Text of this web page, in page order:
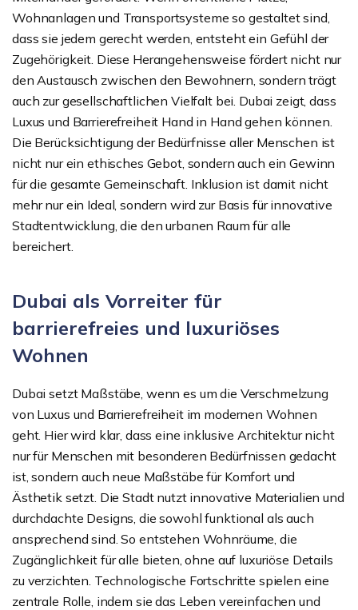
Wohnanlagen und Transportsysteme so gestaltet sind,
dass sie jedem gerecht werden, entsteht ein Gefühl der
Zugehörigkeit. Diese Herangehensweise fördert nicht nur
den Austausch zwischen den Bewohnern, sondern trägt
auch zur gesellschaftlichen Vielfalt bei. Dubai zeigt, dass
Luxus und Barrierefreiheit Hand in Hand gehen können.
Die Berücksichtigung der Bedürfnisse aller Menschen ist
nicht nur ein ethisches Gebot, sondern auch ein Gewinn
für die gesamte Gemeinschaft. Inklusion ist damit nicht
mehr nur ein Ideal, sondern wird zur Basis für innovative
Stadtentwicklung, die den urbanen Raum für alle
bereichert.
Dubai als Vorreiter für
barrierefreies und luxuriöses
Wohnen
Dubai setzt Maßstäbe, wenn es um die Verschmelzung
von Luxus und Barrierefreiheit im modernen Wohnen
geht. Hier wird klar, dass eine inklusive Architektur nicht
nur für Menschen mit besonderen Bedürfnissen gedacht
ist, sondern auch neue Maßstäbe für Komfort und
Ästhetik setzt. Die Stadt nutzt innovative Materialien und
durchdachte Designs, die sowohl funktional als auch
ansprechend sind. So entstehen Wohnräume, die
Zugänglichkeit für alle bieten, ohne auf luxuriöse Details
zu verzichten. Technologische Fortschritte spielen eine
zentrale Rolle, indem sie das Leben vereinfachen und